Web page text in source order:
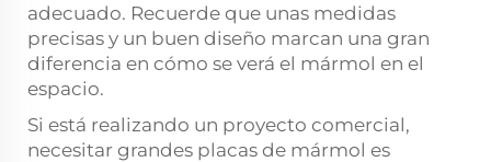
adecuado. Recuerde que unas medidas
precisas y un buen diseño marcan una gran
diferencia en cómo se verá el mármol en el
espacio.
Si está realizando un proyecto comercial,
necesitar grandes placas de mármol es